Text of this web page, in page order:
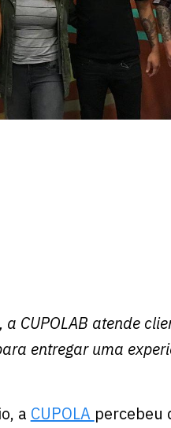
CUPOLAB atende
entregar uma
a CUPOLA percebeu